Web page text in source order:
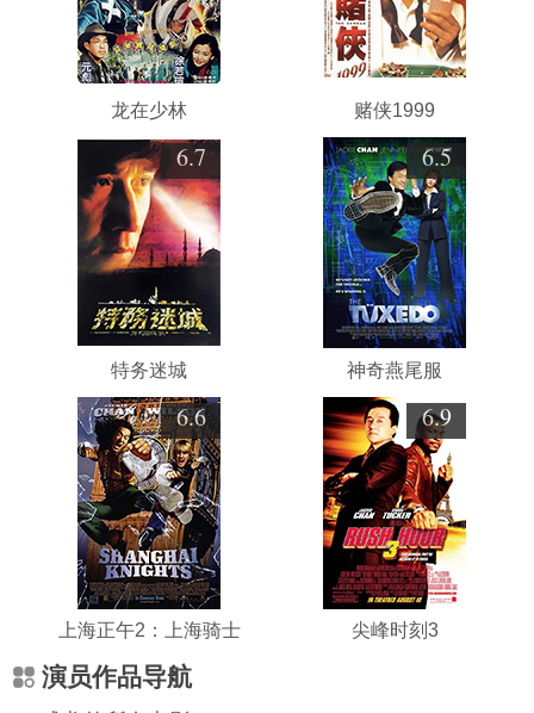
龙在少林 赌侠1999
6.7
特务迷城
6.5
神奇燕尾服
6.6
上海正午2：上海骑士
6.9
尖峰时刻3
演员作品导航